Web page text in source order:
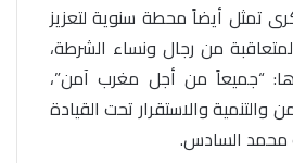
تمثل أيضاً محطة سنوية لتعزيز
من رجال ونساء الشرطة،
“جميعاً من أجل مغرب آمن”،
والتنمية والاستقرار تحت القيادة
محمد السادس.